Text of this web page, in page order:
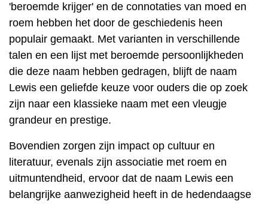
'beroemde krijger' en de connotaties van moed en
roem hebben het door de geschiedenis heen
populair gemaakt. Met varianten in verschillende
talen en een lijst met beroemde persoonlijkheden
die deze naam hebben gedragen, blijft de naam
Lewis een geliefde keuze voor ouders die op zoek
zijn naar een klassieke naam met een vleugje
grandeur en prestige.
Bovendien zorgen zijn impact op cultuur en
literatuur, evenals zijn associatie met roem en
uitmuntendheid, ervoor dat de naam Lewis een
belangrijke aanwezigheid heeft in de hedendaagse